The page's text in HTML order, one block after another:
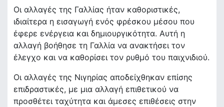
Οι αλλαγές της Γαλλίας ήταν καθοριστικές,
ιδιαίτερα η εισαγωγή ενός φρέσκου μέσου που
έφερε ενέργεια και δημιουργικότητα. Αυτή η
αλλαγή βοήθησε τη Γαλλία να ανακτήσει τον
έλεγχο και να καθορίσει τον ρυθμό του παιχνιδιού.
Οι αλλαγές της Νιγηρίας αποδείχθηκαν επίσης
επιδραστικές, με μια αλλαγή επιθετικού να
προσθέτει ταχύτητα και άμεσες επιθέσεις στην